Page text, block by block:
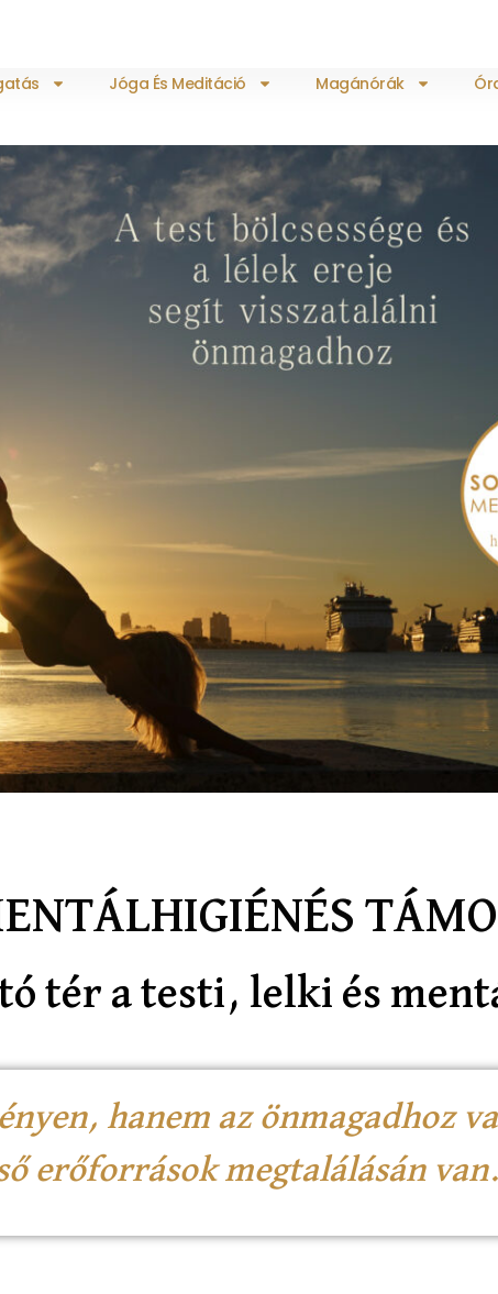
Jóga És Meditáció Magánórák
tér a testi, lelki és
hanem az önmagadhoz
erőforrások megtalálásán van.